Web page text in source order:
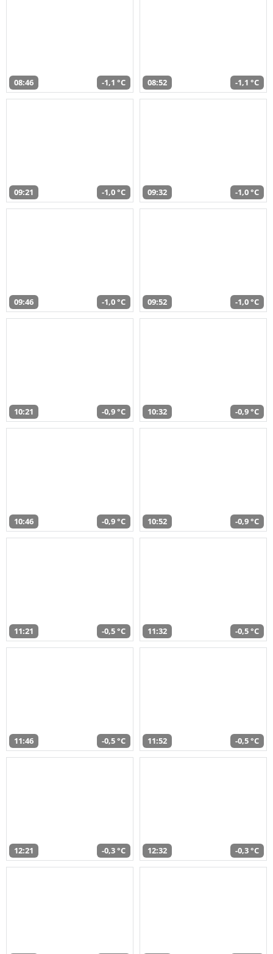
08:46 -1,1 °C 08:52 -1,1 °C
09:21 -1,0 °C 09:32 -1,0 °C
09:46 -1,0 °C 09:52 -1,0 °C
10:21 -0,9 °C 10:32 -0,9 °C
10:46 -0,9 °C 10:52 -0,9 °C
11:21 -0,5 °C 11:32 -0,5 °C
11:46 -0,5 °C 11:52 -0,5 °C
12:21 -0,3 °C 12:32 -0,3 °C